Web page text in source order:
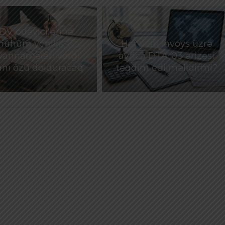
ödəyicilərinə
yenilik –
vergi
özü dolduracaq
Hər yeni invoys üzrə
ayrıca DTA-03 ərizəsi
təqdim edilməlidirmi?